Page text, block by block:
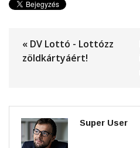
« DV Lottó - Lottózz
zöldkártyáért!
Super User